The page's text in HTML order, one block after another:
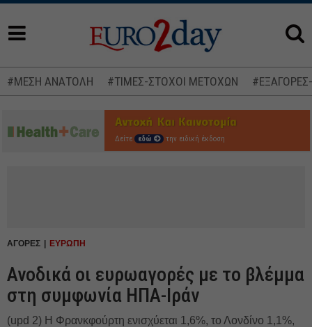
#ΜΕΣΗ ΑΝΑΤΟΛΗ #ΤΙΜΕΣ-ΣΤΟΧΟΙ ΜΕΤΟΧΩΝ
Δείτε εδώ την ειδική έκδοση
ΑΓΟΡΕΣ ΕΥΡΩΠΗ
Ανοδικά οι ευρωαγορές με το βλέμμα
στη συμφωνία ΗΠΑ-Ιράν
(upd 2) H Φρανκφούρτη ενισχύεται 1,6%, το Λονδίνο 1,1%,